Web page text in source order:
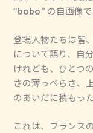
“bobo” ――の自画像
登場人物たちは皆
について語り、自
けれども、ひとつ
さの薄っぺらさ、
のあいだに積もっ
これは、フランス